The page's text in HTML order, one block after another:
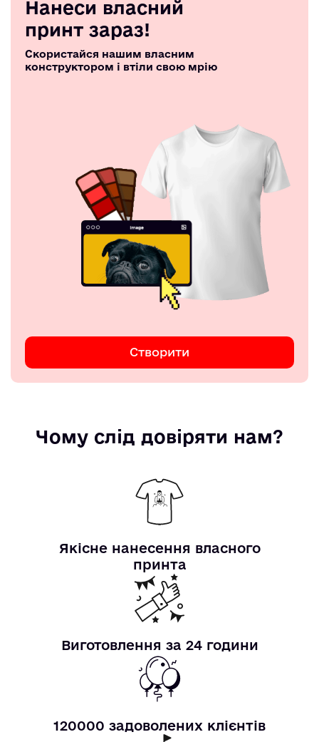
Нанеси власний
принт зараз!
Скористайся нашим власним
конструктором і втіли свою мрію
Створити
Чому слід довіряти нам?
Якісне нанесення власного
принта
Виготовлення за 24 години
120000 задоволених клієнтів